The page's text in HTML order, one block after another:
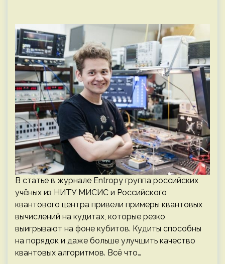
В статье в журнале Entropy группа российских
учёных из НИТУ МИСИС и Российского
квантового центра привели примеры квантовых
вычислений на кудитах, которые резко
выигрывают на фоне кубитов. Кудиты способны
на порядок и даже больше улучшить качество
квантовых алгоритмов. Всё что…